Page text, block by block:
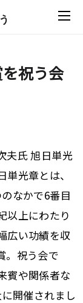
祝う会
夫氏 旭日単光
光章とは、
なかで6番目
以上にわたり
広い功績を収
。祝う会で
賓や関係者な
開催されまし